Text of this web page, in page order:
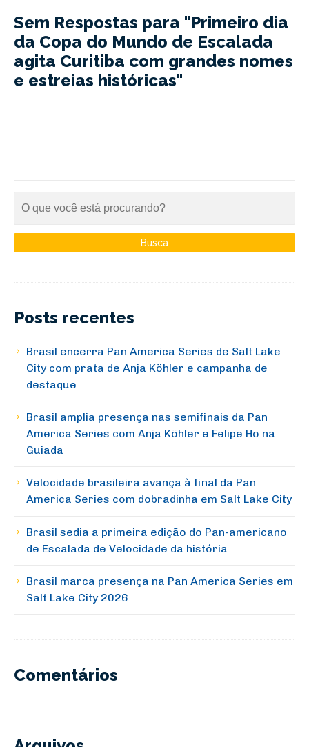
Sem Respostas para "Primeiro dia
da Copa do Mundo de Escalada
agita Curitiba com grandes nomes
e estreias históricas"
Posts recentes
Brasil encerra Pan America Series de Salt Lake
City com prata de Anja Köhler e campanha de
destaque
Brasil amplia presença nas semifinais da Pan
America Series com Anja Köhler e Felipe Ho na
Guiada
Velocidade brasileira avança à final da Pan
America Series com dobradinha em Salt Lake City
Brasil sedia a primeira edição do Pan-americano
de Escalada de Velocidade da história
Brasil marca presença na Pan America Series em
Salt Lake City 2026
Comentários